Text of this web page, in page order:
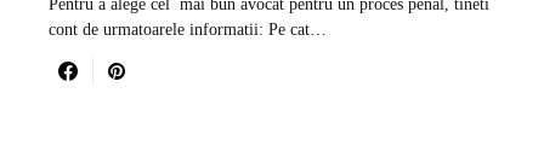
Pentru a alege cel mai bun avocat pentru un proces penal, tineti
cont de urmatoarele informatii: Pe cat…